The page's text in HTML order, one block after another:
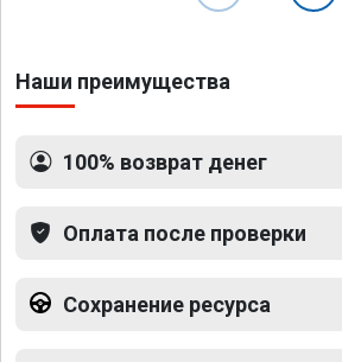
Наши преимущества
100% возврат денег
Оплата после проверки
Сохранение ресурса